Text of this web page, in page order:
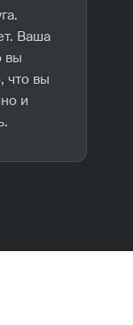
Ваша
вы
что вы
и